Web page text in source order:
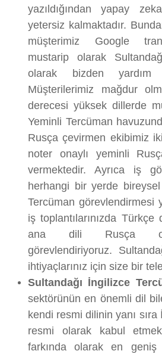
yazıldığından yapay
yetersiz kalmaktadır.
müşterimiz Google
mustarip olarak
olarak bizden yardım
Müşterilerimiz mağdur
derecesi yüksek dillerde
Yeminli Tercüman
Rusça çevirmen ekibimiz
noter onaylı yeminli
vermektedir. Ayrıca iş
herhangi bir yerde
Tercüman görevlendirmesi
iş toplantılarınızda
ana dili Rusça
görevlendiriyoruz.
ihtiyaçlarınız için size bir
Sultandağı İngilizce
sektörünün en önemli dil
kendi resmi dilinin yanı
resmi olarak kabul
farkında olarak en geniş